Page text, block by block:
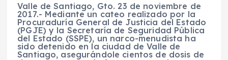
Valle de Santiago, Gto. 23 de noviembre de
2017.- Mediante un cateo realizado por la
Procuraduría General de Justicia del Estado
(PGJE) y la Secretaría de Seguridad Pública
del Estado (SSPE), un narco-menudista ha
sido detenido en la ciudad de Valle de
Santiago, asegurándole cientos de dosis de